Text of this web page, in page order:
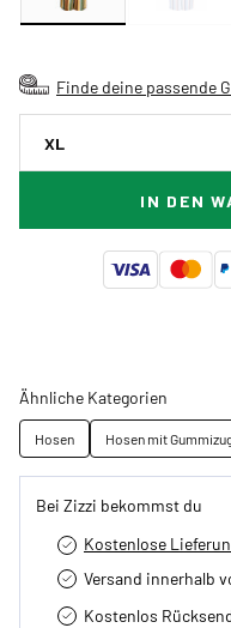
Finde deine passende
XL
IN DEN
Ähnliche Kategorien
Hosen Hosen mit
Bei Zizzi bekommst du
Kostenlose
Versand innerhalb
Kostenlos